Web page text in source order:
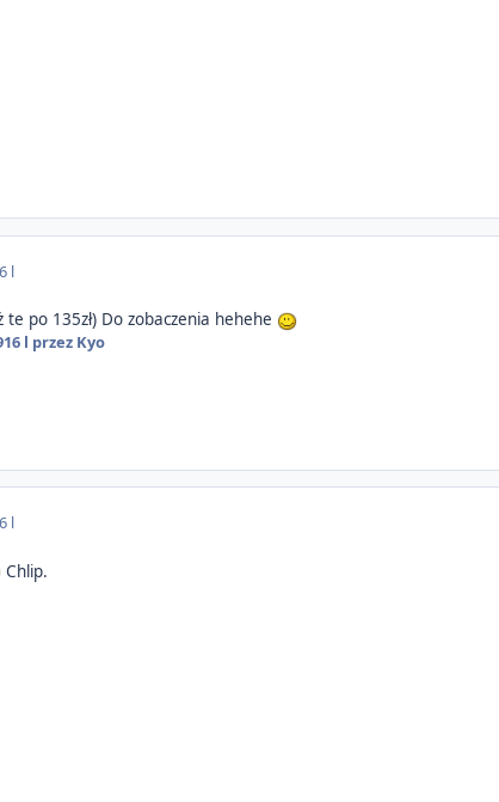
l
te po 135zł) Do zobaczenia hehehe
16 l przez Kyo
l
Chlip.